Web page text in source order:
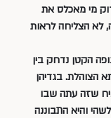
מי מאכלס את
לא הצליחה לראות
הקטן נדחק בין
הצוהלת. בגדיהן
שזה עתה שבו
והיא התבוננה